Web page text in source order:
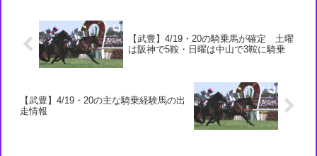
【武豊】4/19・20の騎乗馬が確定 土曜
は阪神で5鞍・日曜は中山で3鞍に騎乗
【武豊】4/19・20の主な騎乗経験馬の出
走情報